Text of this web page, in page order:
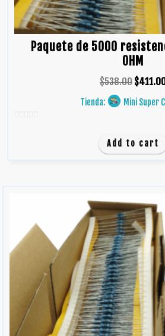
Paquete de 5000
OHM
$538.00 $
Tienda: Mini Super
Add to cart